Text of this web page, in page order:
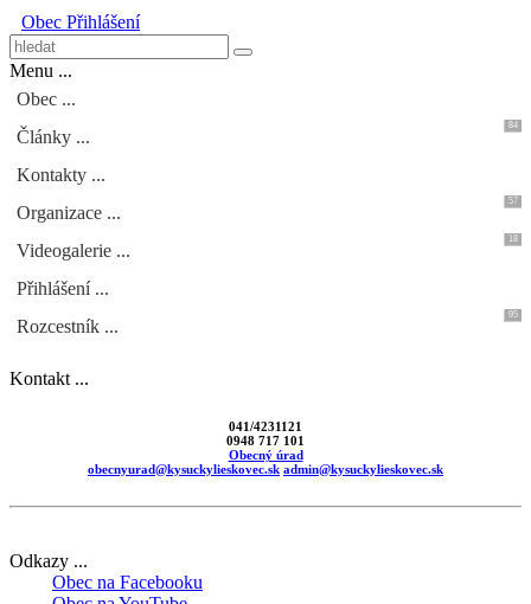
Obec Přihlášení
Menu ...
Obec ...
Články ...
84
Kontakty ...
Organizace ...
57
Videogalerie ...
18
Přihlášení ...
Rozcestník ...
95
Kontakt ...
041/4231121
0948 717 101
Obecný úrad
obecnyurad@kysuckylieskovec.sk admin@kysuckylieskovec.sk
Odkazy ...
Obec na Facebooku